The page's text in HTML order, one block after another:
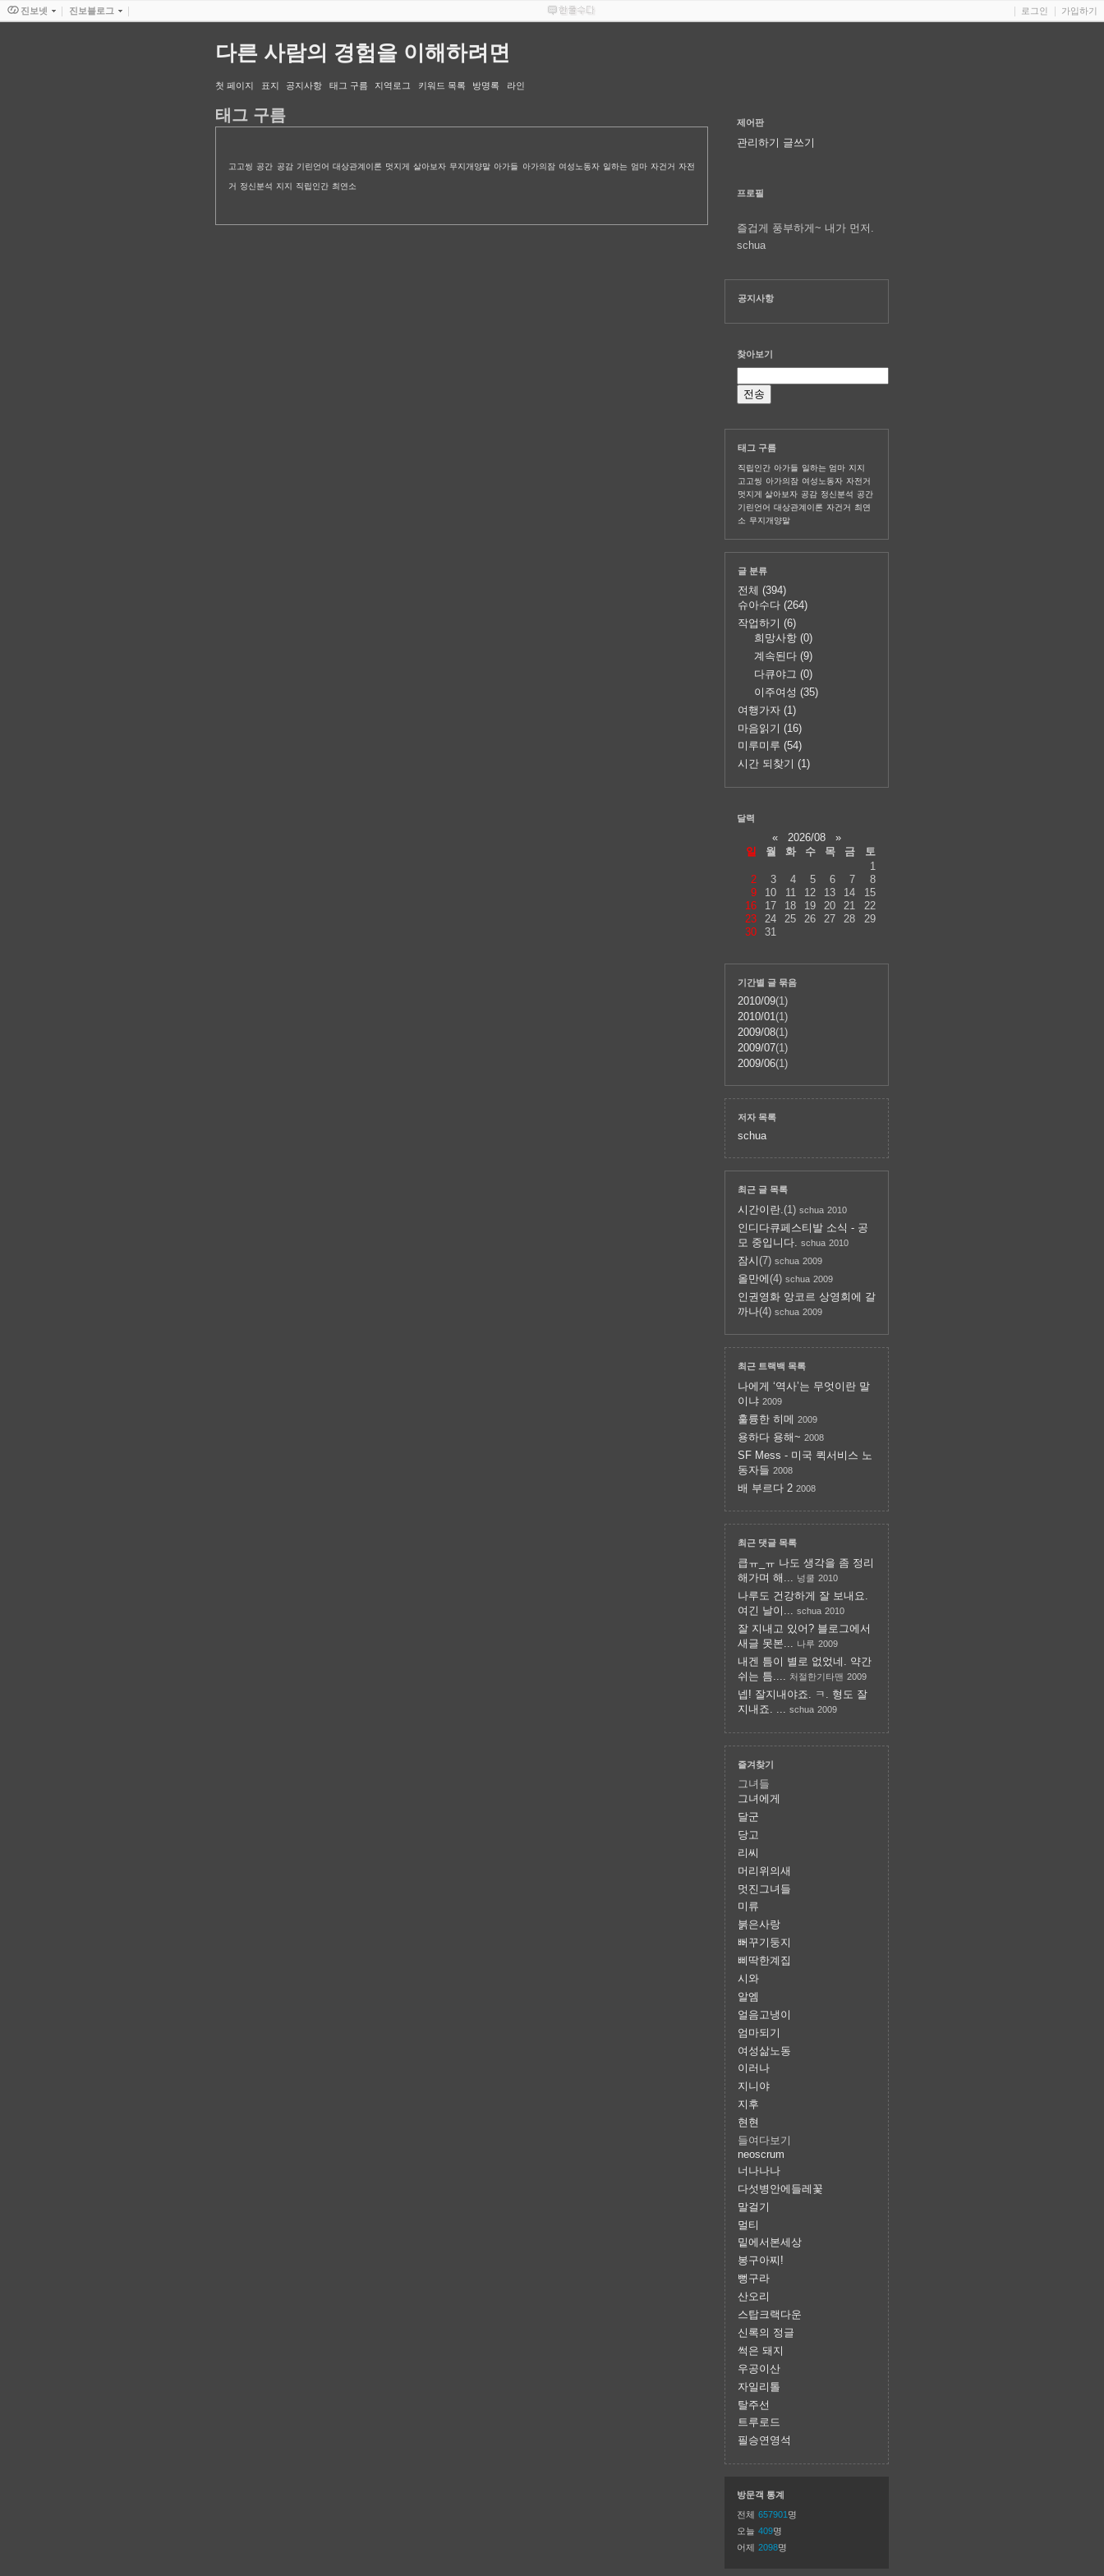
다른 사람의 경험을 이해하려면
첫 페이지 표지 공지사항 태그 구름 지역로그 키워드 목록 방명록 라인
태그 구름
고고씽 공간 공감 기린언어 대상관계이론 멋지게 살아보자 무지개양말 아가들 아가의잠 여성노동자 일하는 엄마 자건거 자전
거 정신분석 지지 직립인간 최연소
제어판
관리하기 글쓰기
프로필
즐겁게 풍부하게~ 내가 먼저.
schua
공지사항
찾아보기
태그 구름
직립인간 아가들 일하는 엄마 지지
고고씽 아가의잠 여성노동자 자전거
멋지게 살아보자 공감 정신분석 공간
기린언어 대상관계이론 자건거 최연
소 무지개양말
글 분류
전체 (394)
슈아수다 (264)
작업하기 (6)
희망사항 (0)
계속된다 (9)
다큐야그 (0)
이주여성 (35)
여행가자 (1)
마음읽기 (16)
미루미루 (54)
시간 되찾기 (1)
달력
« 2026/08
»
일
월 화 수 목 금
토
1
2
3 4 5 6 7
8
9
10 11 12 13 14
15
16
17 18 19 20 21
22
23
24 25 26 27 28
29
30
31
기간별 글 묶음
2010/09(1)
2010/01(1)
2009/08(1)
2009/07(1)
2009/06(1)
저자 목록
schua
최근 글 목록
시간이란. (1) schua 2010
인디다큐페스티발 소식 - 공
모 중입니다.
schua 2010
잠시 (7) schua 2009
올만에 (4) schua 2009
인권영화 앙코르 상영회에 갈
까나(4) schua 2009
최근 트랙백 목록
나에게 ‘역사’는 무엇이란 말
이냐 2009
훌륭한 히메 2009
용하다 용해~ 2008
SF Mess - 미국 퀵서비스 노
동자들 2008
배 부르다 2 2008
최근 댓글 목록
큽ㅠ_ㅠ 나도 생각을 좀 정리
해가며 해... 넝쿨 2010
나루도 건강하게 잘 보내요.
여긴 날이...
schua 2010
잘 지내고 있어? 블로그에서
새글 못본...
나루 2009
내겐 틈이 별로 없었네. 약간
쉬는 틈....
처절한기타맨 2009
넵! 잘지내야죠. ㅋ. 형도 잘
지내죠. ...
schua 2009
즐겨찾기
그녀들
그녀에게
달군
당고
리씨
머리위의새
멋진그녀들
미류
붉은사랑
뻐꾸기둥지
삐딱한계집
시와
알엠
얼음고냉이
엄마되기
여성삶노동
이러나
지니야
지후
현현
들여다보기
neoscrum
너나나나
다섯병안에들레꽃
말걸기
멀티
밑에서본세상
봉구아찌!
뻥구라
산오리
스탑크랙다운
신록의 정글
썩은 돼지
우공이산
자일리톨
탈주선
트루로드
필승연영석
방문객 통계
전체 657901 명
오늘 409명
어제 2098명
진보넷 진보블로그 로그인 가입하기